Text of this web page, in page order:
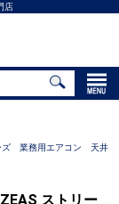
店
ズ 業務用エアコン 天井
ストリー